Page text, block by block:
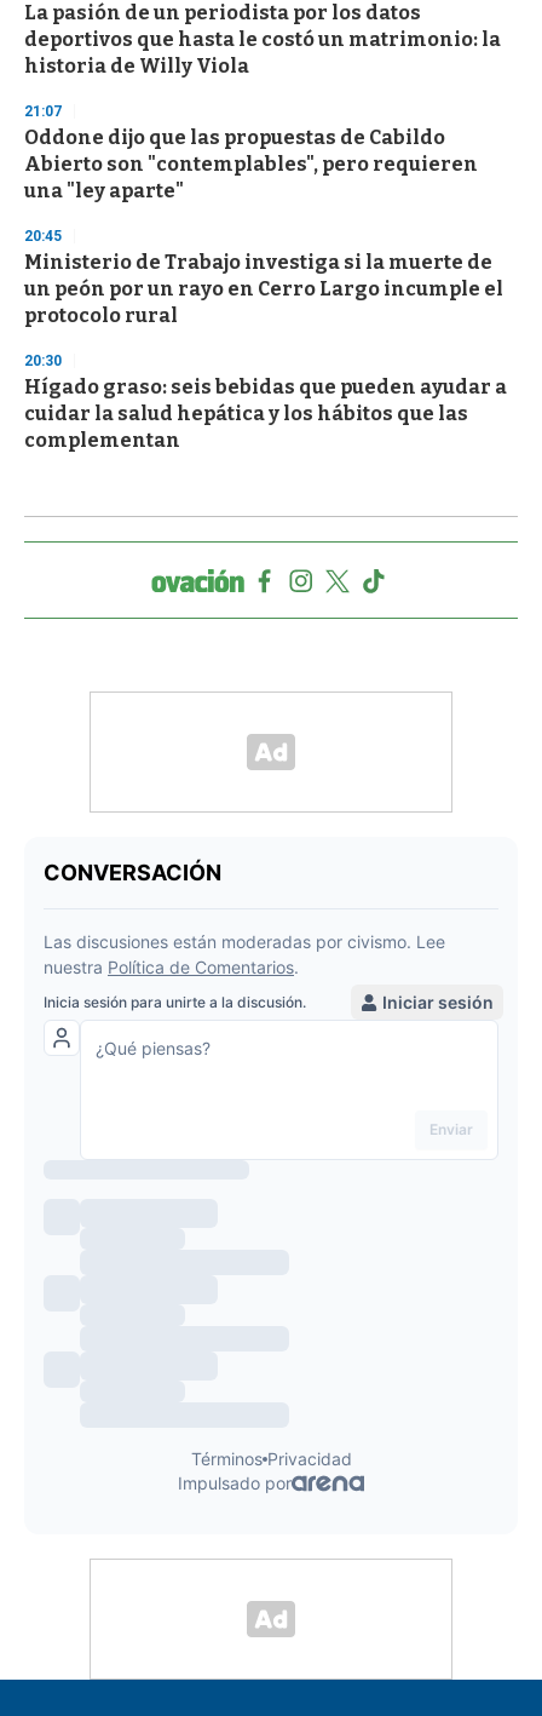
La pasión de un periodista por los datos
deportivos que hasta le costó un matrimonio: la
historia de Willy Viola
21:07
Oddone dijo que las propuestas de Cabildo
Abierto son "contemplables", pero requieren
una "ley aparte"
20:45
Ministerio de Trabajo investiga si la muerte de
un peón por un rayo en Cerro Largo incumple el
protocolo rural
20:30
Hígado graso: seis bebidas que pueden ayudar a
cuidar la salud hepática y los hábitos que las
complementan